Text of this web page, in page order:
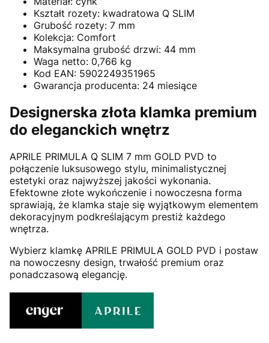
Kształt rozety: kwadratowa Q SLIM
Grubość rozety: 7 mm
Kolekcja: Comfort
Maksymalna grubość drzwi: 44 mm
Waga netto: 0,766 kg
Kod EAN: 5902249351965
Gwarancja producenta: 24 miesiące
Designerska złota klamka premium
do eleganckich wnętrz
APRILE PRIMULA Q SLIM 7 mm GOLD PVD to
połączenie luksusowego stylu, minimalistycznej
estetyki oraz najwyższej jakości wykonania.
Efektowne złote wykończenie i nowoczesna forma
sprawiają, że klamka staje się wyjątkowym elementem
dekoracyjnym podkreślającym prestiż każdego
wnętrza.
Wybierz klamkę APRILE PRIMULA GOLD PVD i postaw
na nowoczesny design, trwałość premium oraz
ponadczasową elegancję.